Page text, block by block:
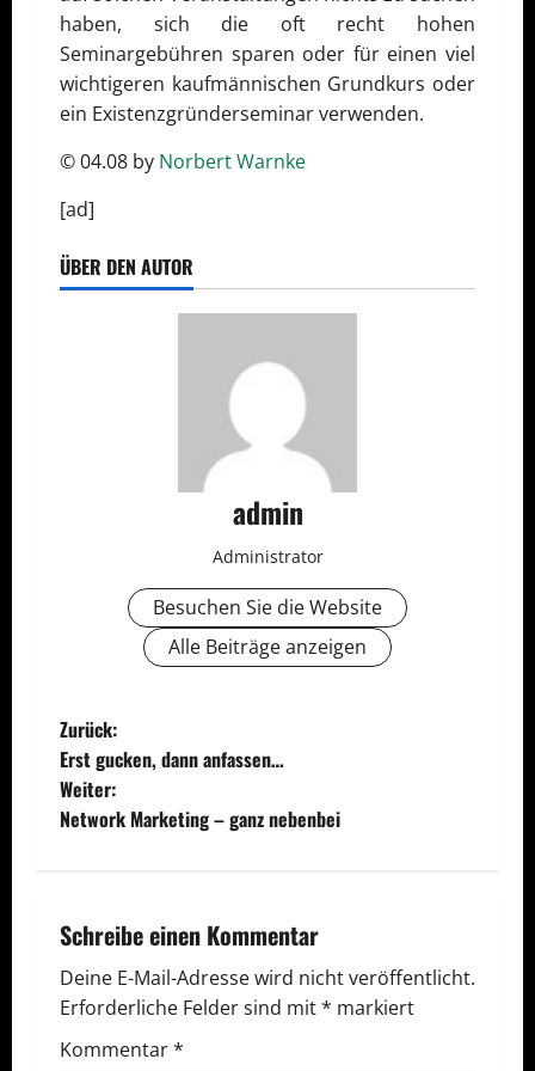
haben, sich die oft recht hohen
Seminargebühren sparen oder für einen viel
wichtigeren kaufmännischen Grundkurs oder
ein Existenzgründerseminar verwenden.
© 04.08 by Norbert Warnke
[ad]
ÜBER DEN AUTOR
admin
Administrator
Besuchen Sie die Website
Alle Beiträge anzeigen
B
e
i
r
a
g
Zurück:
Erst gucken, dann anfassen…
Weiter:
Network Marketing – ganz nebenbei
Schreibe einen Kommentar
Deine E-Mail-Adresse wird nicht veröffentlicht.
Erforderliche Felder sind mit* markiert
Kommentar*